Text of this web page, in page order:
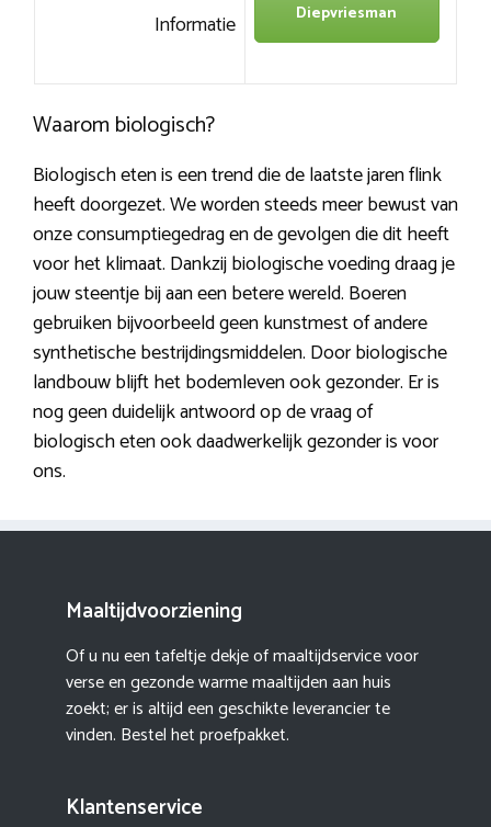
Informatie Diepvriesman
Waarom biologisch?
Biologisch eten is een trend die de laatste jaren flink
heeft doorgezet. We worden steeds meer bewust van
onze consumptiegedrag en de gevolgen die dit heeft
voor het klimaat. Dankzij biologische voeding draag je
jouw steentje bij aan een betere wereld. Boeren
gebruiken bijvoorbeeld geen kunstmest of andere
synthetische bestrijdingsmiddelen. Door biologische
landbouw blijft het bodemleven ook gezonder. Er is
nog geen duidelijk antwoord op de vraag of
biologisch eten ook daadwerkelijk gezonder is voor
ons.
Maaltijdvoorziening
Of u nu een tafeltje dekje of maaltijdservice voor
verse en gezonde warme maaltijden aan huis
zoekt; er is altijd een geschikte leverancier te
vinden. Bestel het proefpakket.
Klantenservice